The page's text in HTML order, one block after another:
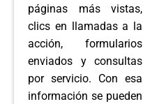
páginas más vistas,
clics en llamadas a la
acción, formularios
enviados y consultas
por servicio. Con esa
información se pueden